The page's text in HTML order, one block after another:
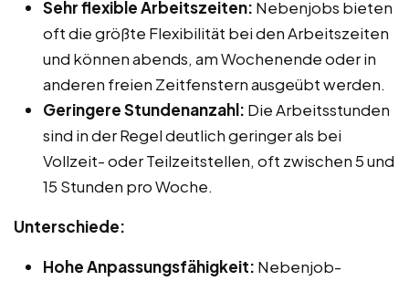
Sehr flexible Arbeitszeiten: Nebenjobs bieten
oft die größte Flexibilität bei den Arbeitszeiten
und können abends, am Wochenende oder in
anderen freien Zeitfenstern ausgeübt werden.
Geringere Stundenanzahl: Die Arbeitsstunden
sind in der Regel deutlich geringer als bei
Vollzeit- oder Teilzeitstellen, oft zwischen 5 und
15 Stunden pro Woche.
Unterschiede:
Hohe Anpassungsfähigkeit: Nebenjob-